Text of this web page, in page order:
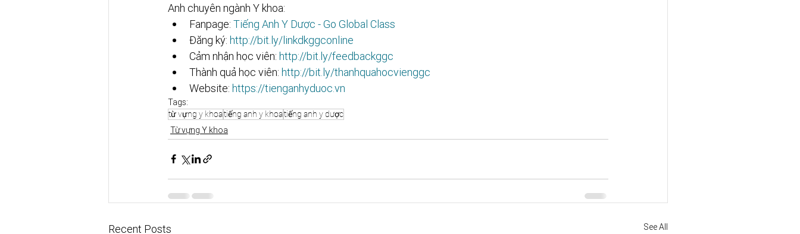
Anh chuyên ngành Y khoa:
Fanpage: Tiếng Anh Y Dược - Go Global Class
Đăng ký: http://bit.ly/linkdkggconline​​​​​​​​​​​
Cảm nhận học viên: http://bit.ly/feedbackggc​​​​​​​​​​​
Thành quả học viên: http://bit.ly/thanhquahocvienggc​​​​​
Website: https://tienganhyduoc.vn
Tags:
từ vựng y khoatiếng anh y khoatiếng anh y dược
Từ vựng Y khoa
Recent Posts See All